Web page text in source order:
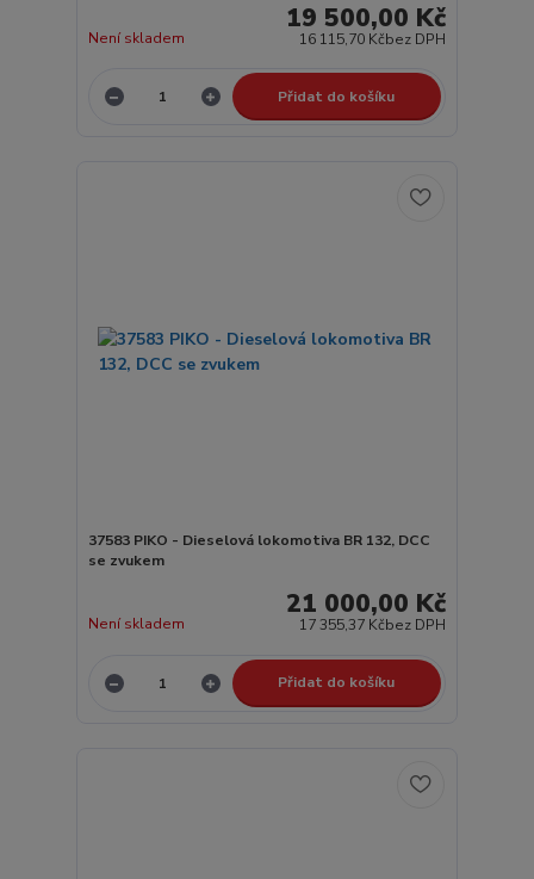
19 500,00 Kč
16 115,70 Kčbez DPH
Není skladem
Přidat do košíku
37583 PIKO - Dieselová lokomotiva BR 132, DCC
se zvukem
21 000,00 Kč
17 355,37 Kčbez DPH
Není skladem
Přidat do košíku